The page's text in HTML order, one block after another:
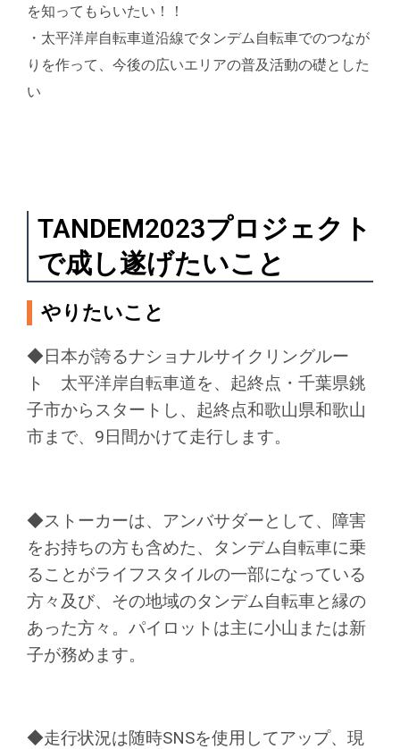
を知ってもらいたい！！
・太平洋岸自転車道沿線でタンデム自転車でのつなが
りを作って、今後の広いエリアの普及活動の礎とした
い
TANDEM2023プロジェクト
で成し遂げたいこと
やりたいこと
◆日本が誇るナショナルサイクリングルー
ト 太平洋岸自転車道を、起終点・千葉県銚
子市からスタートし、起終点和歌山県和歌山
市まで、9日間かけて走行します。
◆ストーカーは、アンバサダーとして、障害
をお持ちの方も含めた、タンデム自転車に乗
ることがライフスタイルの一部になっている
方々及び、その地域のタンデム自転車と縁の
あった方々。パイロットは主に小山または新
子が務めます。
◆走行状況は随時SNSを使用してアップ、現